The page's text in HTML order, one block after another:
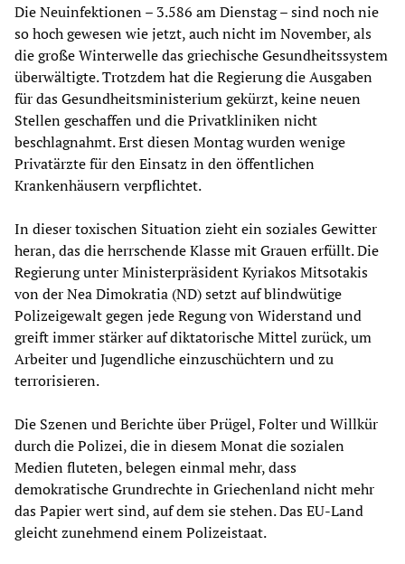
Die Neuinfektionen – 3.586 am Dienstag – sind noch nie
so hoch gewesen wie jetzt, auch nicht im November, als
die große Winterwelle das griechische Gesundheitssystem
überwältigte. Trotzdem hat die Regierung die Ausgaben
für das Gesundheitsministerium gekürzt, keine neuen
Stellen geschaffen und die Privatkliniken nicht
beschlagnahmt. Erst diesen Montag wurden wenige
Privatärzte für den Einsatz in den öffentlichen
Krankenhäusern verpflichtet.
In dieser toxischen Situation zieht ein soziales Gewitter
heran, das die herrschende Klasse mit Grauen erfüllt. Die
Regierung unter Ministerpräsident Kyriakos Mitsotakis
von der Nea Dimokratia (ND) setzt auf blindwütige
Polizeigewalt gegen jede Regung von Widerstand und
greift immer stärker auf diktatorische Mittel zurück, um
Arbeiter und Jugendliche einzuschüchtern und zu
terrorisieren.
Die Szenen und Berichte über Prügel, Folter und Willkür
durch die Polizei, die in diesem Monat die sozialen
Medien fluteten, belegen einmal mehr, dass
demokratische Grundrechte in Griechenland nicht mehr
das Papier wert sind, auf dem sie stehen. Das EU-Land
gleicht zunehmend einem Polizeistaat.